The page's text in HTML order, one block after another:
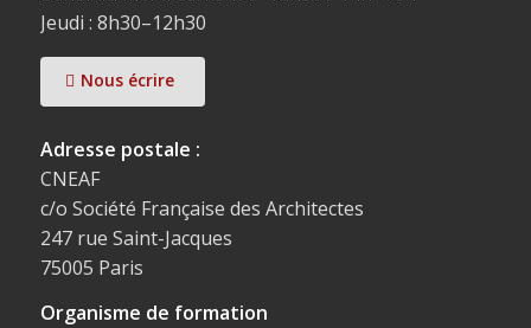
Jeudi : 8h30–12h30
Nous écrire
Adresse postale :
CNEAF
c/o Société Française des Architectes
247 rue Saint-Jacques
75005 Paris
Organisme de formation